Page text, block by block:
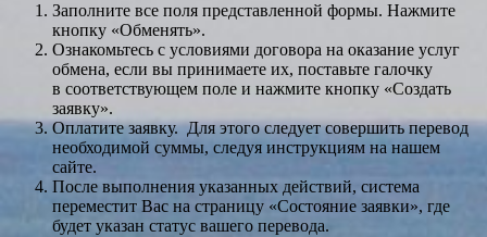
Заполните все поля представленной формы. Нажмите
кнопку «Обменять».
Ознакомьтесь с условиями договора на оказание услуг
обмена, если вы принимаете их, поставьте галочку
в соответствующем поле и нажмите кнопку «Создать
заявку».
Оплатите заявку. Для этого следует совершить перевод
необходимой суммы, следуя инструкциям на нашем
сайте.
После выполнения указанных действий, система
переместит Вас на страницу «Состояние заявки», где
будет указан статус вашего перевода.